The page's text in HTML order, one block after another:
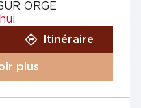
ORGE
Itinéraire
plus